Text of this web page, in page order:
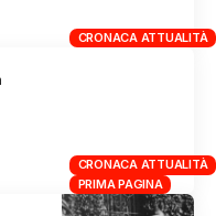
CRONACA ATTUALITÀ
CRONACA ATTUALITÀ
PRIMA PAGINA